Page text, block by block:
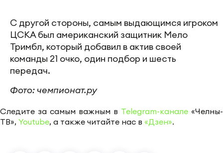
С другой стороны, самым выдающимся игроком
ЦСКА был американский защитник Мело
Тримбл, который добавил в актив своей
команды 21 очко, один подбор и шесть
передач.
Фото: чемпионат.ру
Следите за самым важным в Telegram-канале «Челны-
ТВ», Youtube, а также читайте нас в «Дзен».